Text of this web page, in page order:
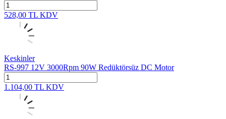
528,00 TL KDV
Keskinler
RS-997 12V 3000Rpm 90W Redüktörsüz DC Motor
1.104,00 TL KDV